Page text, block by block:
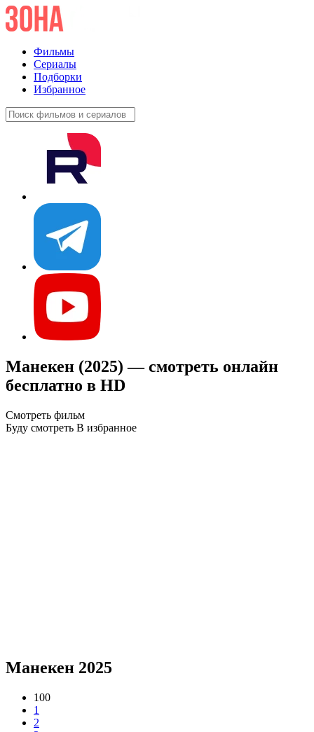
Фильмы
Сериалы
Подборки
Избранное
Манекен (2025) — смотреть онлайн
бесплатно в HD
Смотреть фильм
Буду смотреть В избранное
Манекен 2025
100
1
2